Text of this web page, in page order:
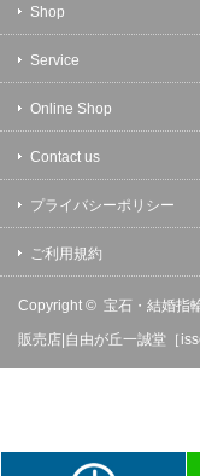
Shop
Service
Online Shop
Contact us
プライバシーポリシー
ご利用規約
Copyright © 宝石・結婚指
販売店|自由が丘一誠堂［